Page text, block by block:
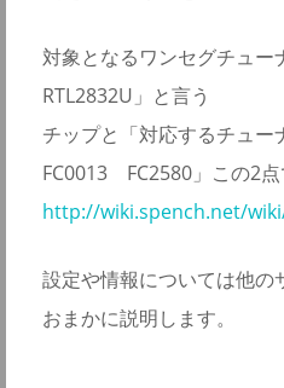
対象となるワンセグチュ
RTL2832U」と言う
チップと「対応するチュ
FC0013 FC2580」この2点
http://wiki.spench.net/
設定や情報については他の
おまかに説明します。